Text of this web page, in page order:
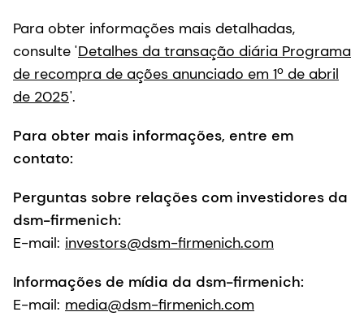
Para obter informações mais detalhadas,
consulte 'Detalhes da transação diária Programa
de recompra de ações anunciado em 1º de abril
de 2025'.
Para obter mais informações, entre em
contato:
Perguntas sobre relações com investidores da
dsm-firmenich:
E-mail: investors@dsm-firmenich.com
Informações de mídia da dsm-firmenich:
E-mail: media@dsm-firmenich.com